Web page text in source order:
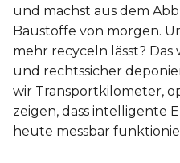
und machst aus dem
Baustoffe von morgen.
mehr recyceln lässt?
und rechtssicher
wir Transportkilometer,
zeigen, dass intelligente
heute messbar